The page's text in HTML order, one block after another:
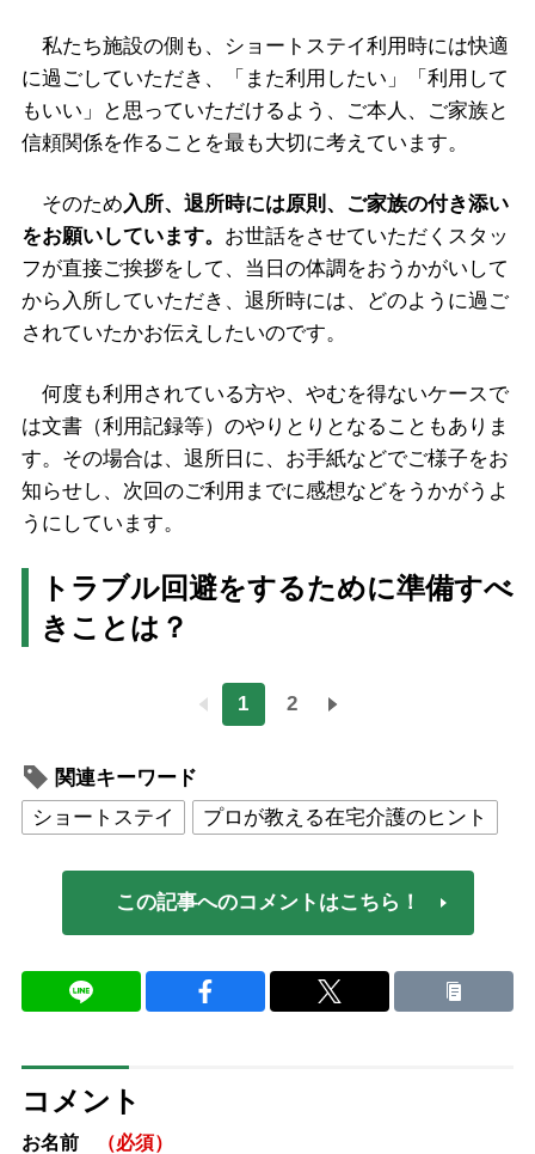
私たち施設の側も、ショートステイ利用時には快適
に過ごしていただき、「また利用したい」「利用して
もいい」と思っていただけるよう、ご本人、ご家族と
信頼関係を作ることを最も大切に考えています。
そのため入所、退所時には原則、ご家族の付き添い
をお願いしています。 お世話をさせていただくスタッ
フが直接ご挨拶をして、当日の体調をおうかがいして
から入所していただき、退所時には、どのように過ご
されていたかお伝えしたいのです。
何度も利用されている方や、やむを得ないケースで
は文書（利用記録等）のやりとりとなることもありま
す。その場合は、退所日に、お手紙などでご様子をお
知らせし、次回のご利用までに感想などをうかがうよ
うにしています。
トラブル回避をするために準備すべ
きことは？
1 2
関連キーワード
ショートステイ
プロが教える在宅介護のヒント
この記事へのコメントはこちら！
コメント
お名前 （必須）